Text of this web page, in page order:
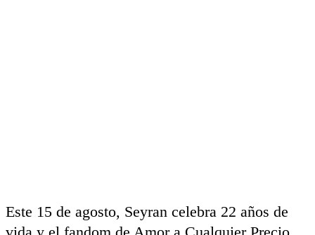
Este 15 de agosto, Seyran celebra 22 años de